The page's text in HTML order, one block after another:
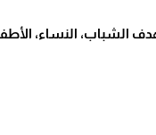
الشباب، النساء،